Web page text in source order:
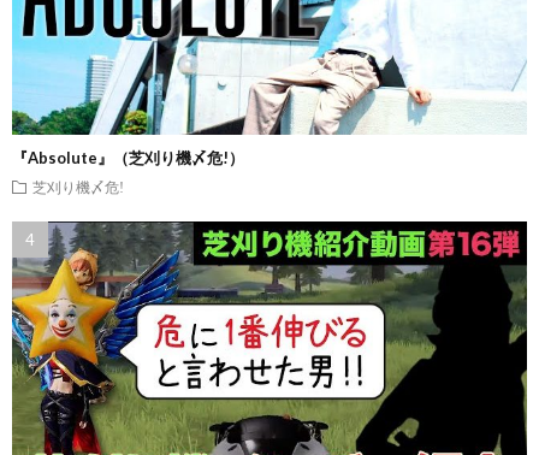
『Absolute』（芝刈り機〆危!）
芝刈り機〆危!